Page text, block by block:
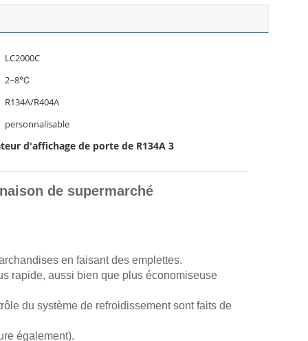
LC2000C
2~8℃
R134A/R404A
personnalisable
d'affichage de porte de R134A 3
de supermarché
en faisant des emplettes.
rapide, aussi bien que plus économiseuse
du système de refroidissement sont faits de
également).